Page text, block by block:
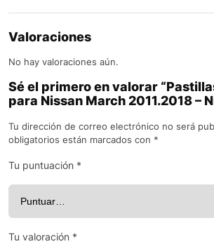
Valoraciones
No hay valoraciones aún.
Sé el primero en valorar
para Nissan March 2011.2018 –
Tu dirección de correo electrónico no será
obligatorios están marcados con *
Tu puntuación *
Tu valoración *